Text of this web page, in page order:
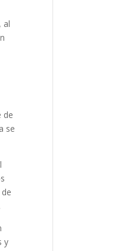
al
de
se
y